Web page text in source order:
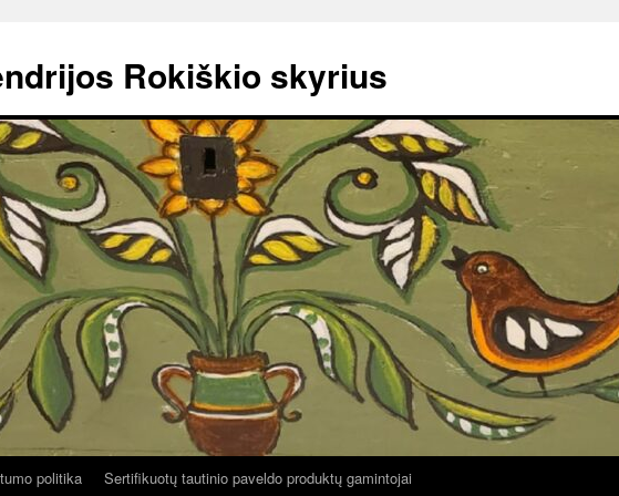
Rokiškio skyrius
politika Sertifikuotų tautinio paveldo produktų gamintojai